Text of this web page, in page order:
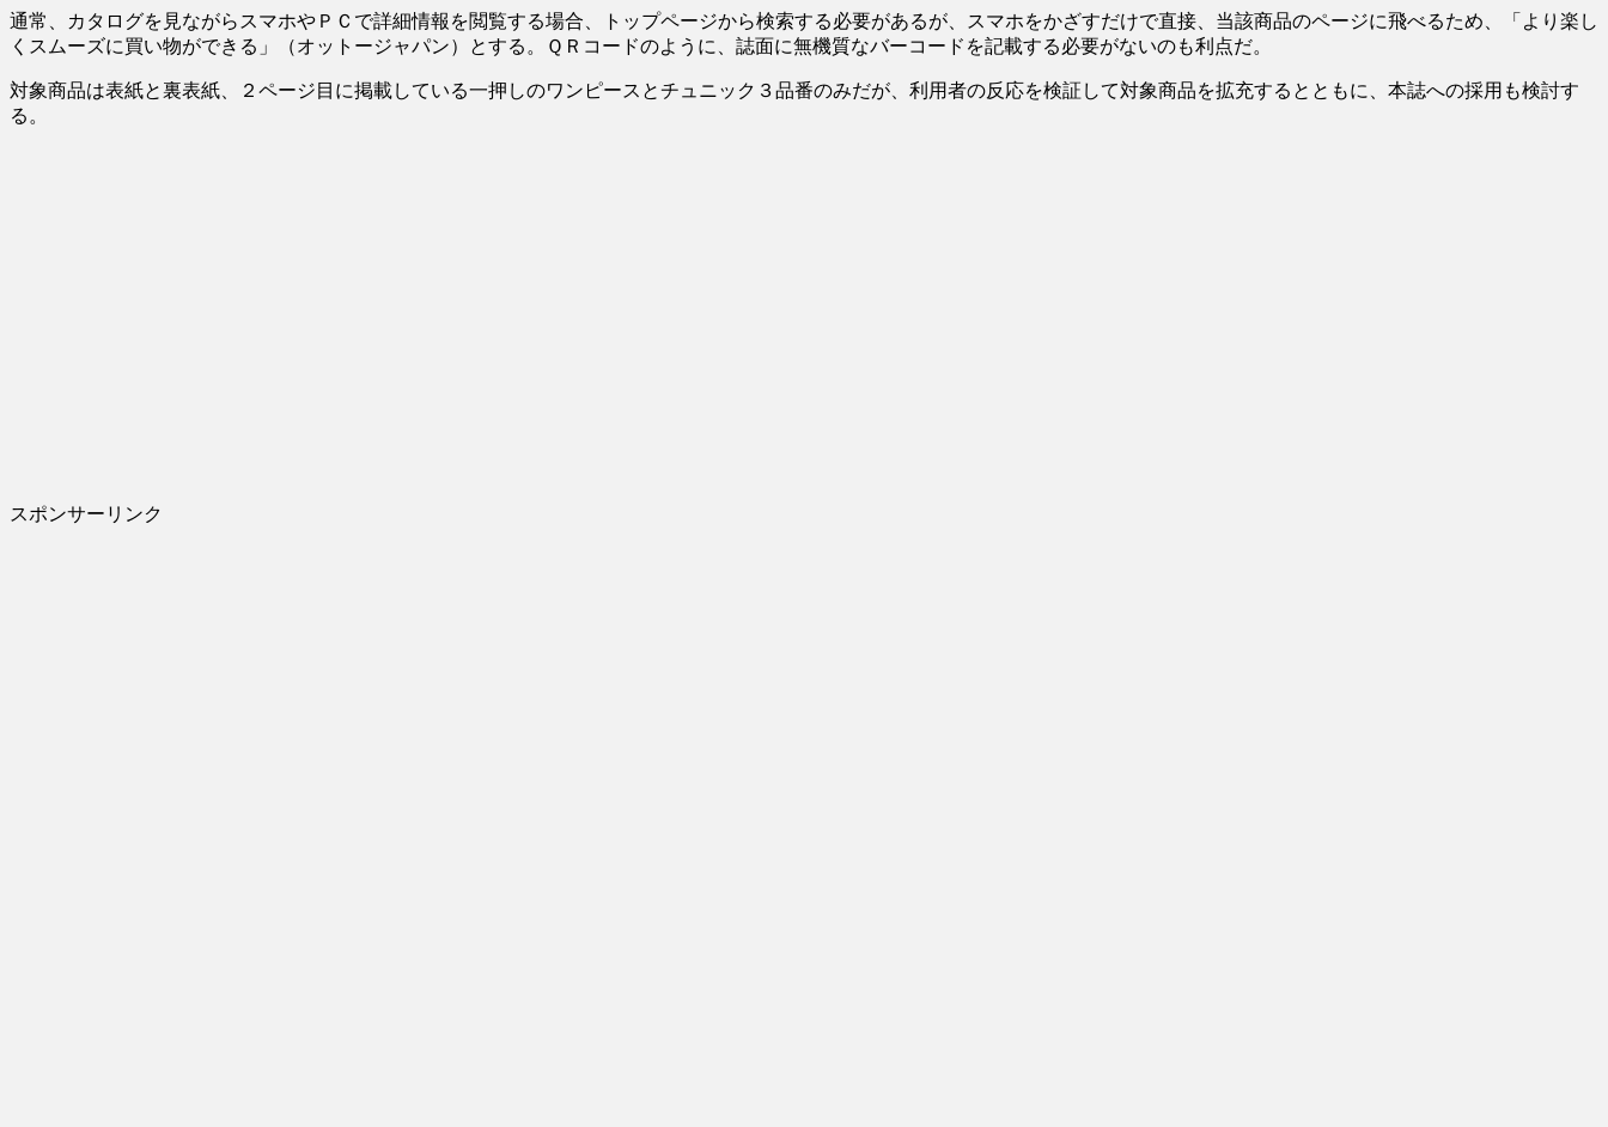
通常、カタログを見ながらスマホやＰＣで詳細情報を閲覧する場合、トップページから検索する必要があるが、スマホをかざすだけで直接、当該商品のページに飛べるため、「より楽し
くスムーズに買い物ができる」（オットージャパン）とする。ＱＲコードのように、誌面に無機質なバーコードを記載する必要がないのも利点だ。
対象商品は表紙と裏表紙、２ページ目に掲載している一押しのワンピースとチュニック３品番のみだが、利用者の反応を検証して対象商品を拡充するとともに、本誌への採用も検討す
る。
スポンサーリンク